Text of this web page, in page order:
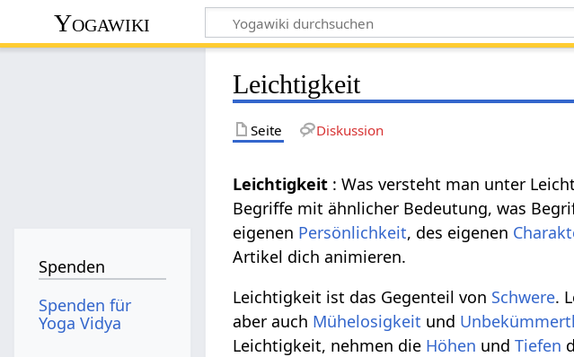
Yogawiki
Leichtigkeit
Seite Diskussion
Leichtigkeit : Was versteht man unter
Begriffe mit ähnlicher Bedeutung, was
eigenen Persönlichkeit, des eigenen
Artikel dich animieren.
Leichtigkeit ist das Gegenteil von Schwere.
aber auch Mühelosigkeit und
Leichtigkeit, nehmen die Höhen undTiefen
Spenden
Spenden für
Yoga Vidya